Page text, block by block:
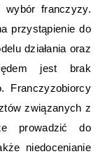
wybór franczyzy.
przystąpienie do
działania oraz
jest brak
Franczyzobiorcy
związanych z
prowadzić do
niedocenianie